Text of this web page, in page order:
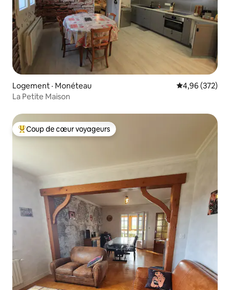
Logement · Monéteau Note
4,96 (372)
La Petite Maison
Coup de cœur voyageurs parmi les plus aimés
Coup de cœur voyageurs